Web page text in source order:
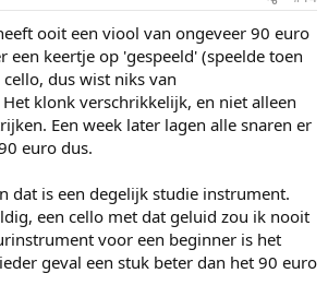
ooit een viool van ongeveer 90 euro
een keertje op 'gespeeld' (speelde toen
dus wist niks van
klonk verschrikkelijk, en niet alleen
Een week later lagen alle snaren er
euro dus.
dat is een degelijk studie instrument.
een cello met dat geluid zou ik nooit
voor een beginner is het
geval een stuk beter dan het 90 euro